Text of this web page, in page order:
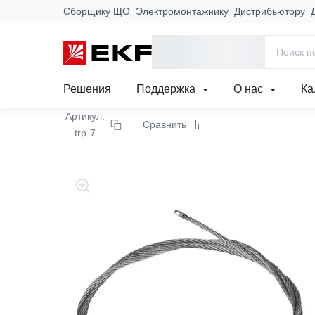
Сборщику ЩО Электромонтажнику Дистрибьютору
Решения Поддержка О нас
Главная
Трос стальной с
Артикул:
trp-7
Сравнить